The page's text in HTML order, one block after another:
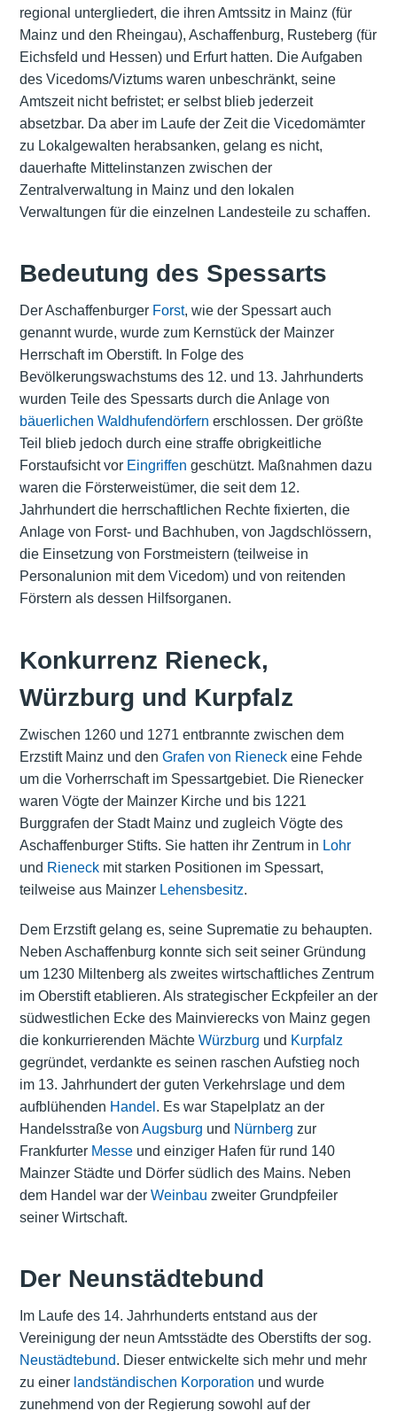
regional untergliedert, die ihren Amtssitz in Mainz (für
Mainz und den Rheingau), Aschaffenburg, Rusteberg (für
Eichsfeld und Hessen) und Erfurt hatten. Die Aufgaben
des Vicedoms/Viztums waren unbeschränkt, seine
Amtszeit nicht befristet; er selbst blieb jederzeit
absetzbar. Da aber im Laufe der Zeit die Vicedomämter
zu Lokalgewalten herabsanken, gelang es nicht,
dauerhafte Mittelinstanzen zwischen der
Zentralverwaltung in Mainz und den lokalen
Verwaltungen für die einzelnen Landesteile zu schaffen.
Bedeutung des Spessarts
Der Aschaffenburger Forst, wie der Spessart auch
genannt wurde, wurde zum Kernstück der Mainzer
Herrschaft im Oberstift. In Folge des
Bevölkerungswachstums des 12. und 13. Jahrhunderts
wurden Teile des Spessarts durch die Anlage von
bäuerlichen Waldhufendörfern erschlossen. Der größte
Teil blieb jedoch durch eine straffe obrigkeitliche
Forstaufsicht vor Eingriffen geschützt. Maßnahmen dazu
waren die Försterweistümer, die seit dem 12.
Jahrhundert die herrschaftlichen Rechte fixierten, die
Anlage von Forst- und Bachhuben, von Jagdschlössern,
die Einsetzung von Forstmeistern (teilweise in
Personalunion mit dem Vicedom) und von reitenden
Förstern als dessen Hilfsorganen.
Konkurrenz Rieneck,
Würzburg und Kurpfalz
Zwischen 1260 und 1271 entbrannte zwischen dem
Erzstift Mainz und den Grafen von Rieneckeine Fehde
um die Vorherrschaft im Spessartgebiet. Die Rienecker
waren Vögte der Mainzer Kirche und bis 1221
Burggrafen der Stadt Mainz und zugleich Vögte des
Aschaffenburger Stifts. Sie hatten ihr Zentrum in Lohr
und Rieneckmit starken Positionen im Spessart,
teilweise aus Mainzer Lehensbesitz.
Dem Erzstift gelang es, seine Suprematie zu behaupten.
Neben Aschaffenburg konnte sich seit seiner Gründung
um 1230 Miltenberg als zweites wirtschaftliches Zentrum
im Oberstift etablieren. Als strategischer Eckpfeiler an der
südwestlichen Ecke des Mainvierecks von Mainz gegen
die konkurrierenden Mächte Würzburg und Kurpfalz
gegründet, verdankte es seinen raschen Aufstieg noch
im 13. Jahrhundert der guten Verkehrslage und dem
aufblühenden Handel . Es war Stapelplatz an der
Handelsstraße von Augsburg und Nürnberg zur
Frankfurter Messeund einziger Hafen für rund 140
Mainzer Städte und Dörfer südlich des Mains. Neben
dem Handel war der Weinbau zweiter Grundpfeiler
seiner Wirtschaft.
Der Neunstädtebund
Im Laufe des 14. Jahrhunderts entstand aus der
Vereinigung der neun Amtsstädte des Oberstifts der sog.
Neustädtebund. Dieser entwickelte sich mehr und mehr
zu einer landständischen Korporation und wurde
zunehmend von der Regierung sowohl auf der